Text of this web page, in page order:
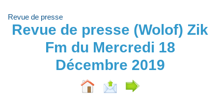
Revue de presse
Revue de presse (Wolof) Zik
Fm du Mercredi 18
Décembre 2019